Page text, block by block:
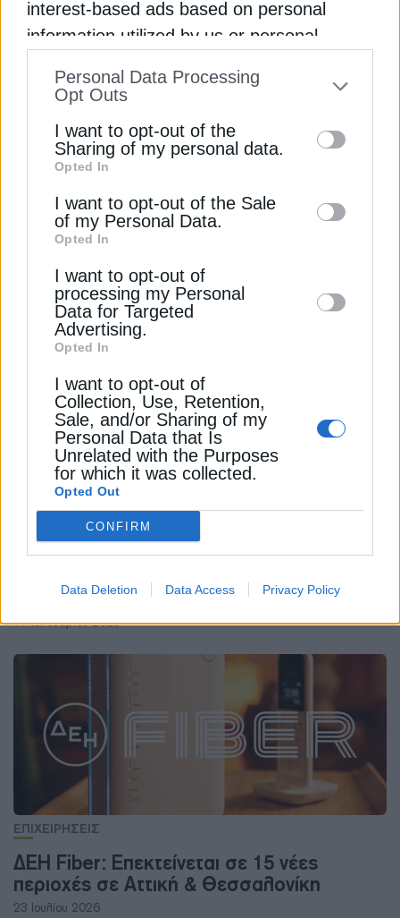
interest-based ads based on personal
information utilized by us or personal
to your opt-out. You may separately opt-out
information by third parties on the IAB’s list
of downstream participants. This
information may also be disclosed by us to
third parties on theIAB’s List of
Downstream Participants
disclose it to other third parties.
Personal Data Processing
Opt Outs
I want to opt-out of the
Sharing of my personal data.
Opted In
I want to opt-out of the Sale
of my Personal Data.
Opted In
I want to opt-out of
processing my Personal
Data for Targeted
Advertising.
Opted In
I want to opt-out of
Collection, Use, Retention,
Sale, and/or Sharing of my
Personal Data that Is
Unrelated with the Purposes
for which it was collected.
Opted Out
CONFIRM
Data Deletion Data Access Privacy Policy
ΔΕΊΤΕ ΕΠΊΣΗΣ
ΦΥΣΙΚΟ ΑΕΡΙΟ
ΡAΑΕY: Διαβούλευση για την
επικαιροποίηση του καταλόγου των
Σχετικών Σημείων του ΕΣΜΦΑ
11 Σεπτεμβρίου 2024
ΕΠΙΧΕΙΡΗΣΕΙΣ
Το ενεργειακό κόστος “χτυπά” τις
βιομηχανίες: Η υπόθεση της Polisan Hellas
17 Ιανουαρίου 2025
ΕΠΙΧΕΙΡΗΣΕΙΣ
ΔΕΗ Fiber: Επεκτείνεται σε 15 νέες
περιοχές σε Αττική & Θεσσαλονίκη
23 Ιουλίου 2026